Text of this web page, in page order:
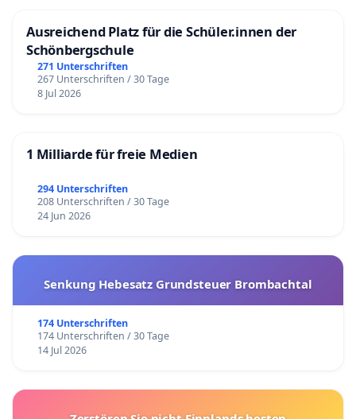
Ausreichend Platz für die Schüler.innen der
Schönbergschule
271 Unterschriften
267 Unterschriften / 30 Tage
8 Jul 2026
1 Milliarde für freie Medien
294 Unterschriften
208 Unterschriften / 30 Tage
24 Jun 2026
Senkung Hebesatz Grundsteuer Brombachtal
174 Unterschriften
174 Unterschriften / 30 Tage
14 Jul 2026